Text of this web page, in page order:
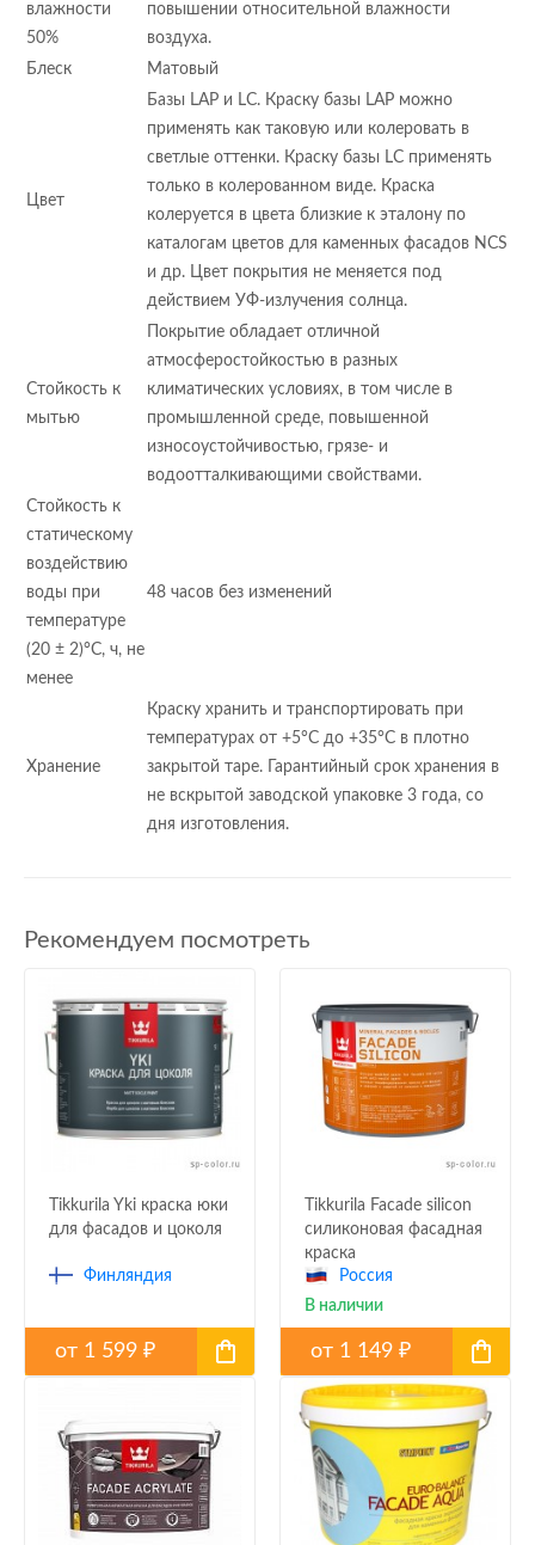
влажности
50%
повышении относительной влажности
воздуха.
Блеск
Матовый
Цвет
Базы LAP и LC. Краску базы LAP можно
применять как таковую или колеровать в
светлые оттенки. Краску базы LC применять
только в колерованном виде. Краска
колеруется в цвета близкие к эталону по
каталогам цветов для каменных фасадов NCS
и др. Цвет покрытия не меняется под
действием УФ-излучения солнца.
Стойкость к
мытью
Покрытие обладает отличной
атмосферостойкостью в разных
климатических условиях, в том числе в
промышленной среде, повышенной
износоустойчивостью, грязе- и
водоотталкивающими свойствами.
Стойкость к
статическому
воздействию
воды при
температуре
(20 ± 2)°С, ч, не
менее
48 часов без изменений
Хранение
Краску хранить и транспортировать при
температурах от +5°С до +35°С в плотно
закрытой таре. Гарантийный срок хранения в
не вскрытой заводской упаковке 3 года, со
дня изготовления.
Рекомендуем посмотреть
Tikkurila Yki краска юки
для фасадов и цоколя
Финляндия
от 1 599 ₽
Tikkurila Facade silicon
силиконовая фасадная
краска
Россия
В наличии
от 1 149₽